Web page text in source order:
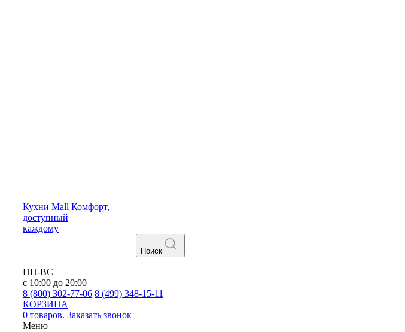
Кухни Mall Комфорт,
доступный
каждому
Поиск
ПН-ВС
с 10:00 до 20:00
8 (800) 302-77-06 8 (499) 348-15-11
КОРЗИНА
0 товаров. Заказать звонок
Меню